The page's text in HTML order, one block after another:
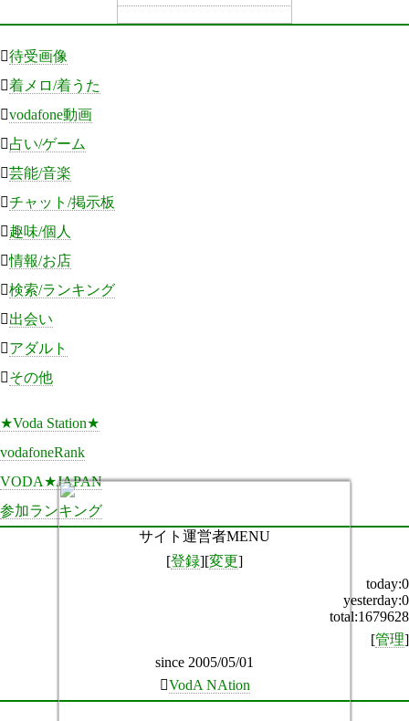
待受画像
着メロ/着うた
vodafone動画
占い/ゲーム
芸能/音楽
チャット/掲示板
趣味/個人
情報/お店
検索/ランキング
出会い
アダルト
その他
★Voda Station★
vodafoneRank
VODA★JAPAN
参加ランキング
サイト運営者MENU
[登録][変更]
today:0
yesterday:0
total:1679628
[管理]
since 2005/05/01
VodA NAtion